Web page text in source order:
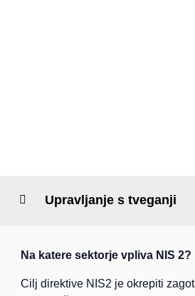
Upravljanje s tveganji
Na katere sektorje vpliva NIS 2?
Cilj direktive NIS2 je okrepiti